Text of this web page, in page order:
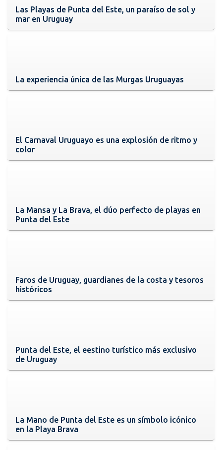
Las Playas de Punta del Este, un paraíso de sol y
mar en Uruguay
La experiencia única de las Murgas Uruguayas
El Carnaval Uruguayo es una explosión de ritmo y
color
La Mansa y La Brava, el dúo perfecto de playas en
Punta del Este
Faros de Uruguay, guardianes de la costa y tesoros
históricos
Punta del Este, el eestino turístico más exclusivo
de Uruguay
La Mano de Punta del Este es un símbolo icónico
en la Playa Brava